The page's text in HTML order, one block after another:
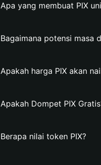
Apa yang membuat PIX
Bagaimana potensi masa
Apakah harga PIX akan
Apakah Dompet PIX
Berapa nilai token PIX?